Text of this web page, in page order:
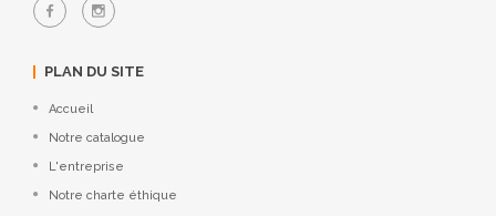
PLAN DU SITE
Accueil
Notre catalogue
L'entreprise
Notre charte éthique